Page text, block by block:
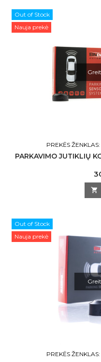
Out of Stock
Nauja prekė
PREKĖS ŽENKLAS:
PARKAVIMO JUTIKLIŲ

Out of Stock
Nauja prekė
PREKĖS ŽENKLAS: